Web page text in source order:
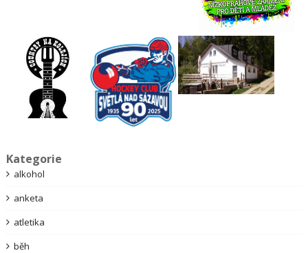
Kategorie
alkohol
anketa
atletika
běh